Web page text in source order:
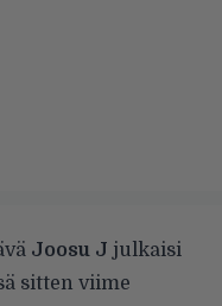
Joosu J julkaisi
sitten viime